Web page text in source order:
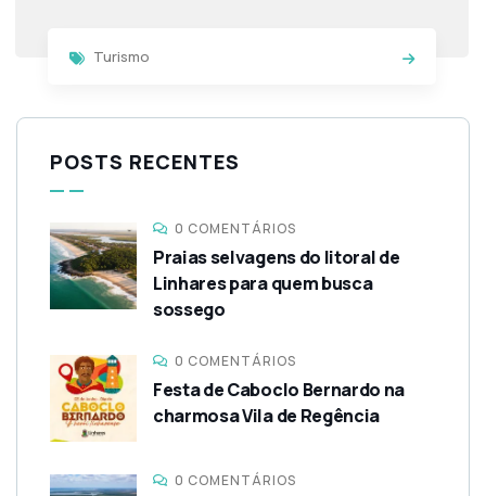
Turismo
POSTS RECENTES
0 COMENTÁRIOS
Praias selvagens do litoral de
Linhares para quem busca
sossego
0 COMENTÁRIOS
Festa de Caboclo Bernardo na
charmosa Vila de Regência
0 COMENTÁRIOS